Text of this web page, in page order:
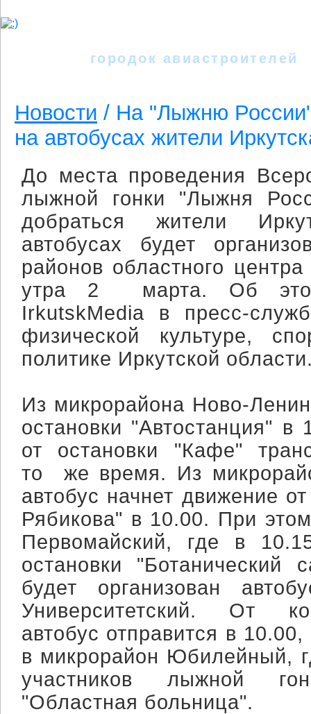
городок авиастроителей
Новости / На "Лыжню России"
на автобусах жители
До места проведения
лыжной гонки "Лыжня
добраться жители
автобусах будет
районов областного
утра 2 марта. Об
IrkutskMedia в пресс-
физической культуре,
политике Иркутской
Из микрорайона Ново-
остановки "Автостанция" в
от остановки "Кафе"
то же время. Из
автобус начнет движение
Рябикова" в 10.00. При
Первомайский, где в
остановки "Ботанический
будет организован
Университетский. От
автобус отправится в
в микрорайон Юбилейный,
участников лыжной
"Областная больница".